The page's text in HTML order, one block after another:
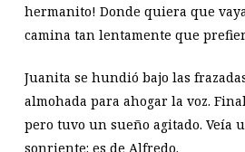
hermanito! Donde quiera que
camina tan lentamente que
Juanita se hundió bajo las
almohada para ahogar la voz.
pero tuvo un sueño agitado. Veía
sonriente: es de Alfredo.